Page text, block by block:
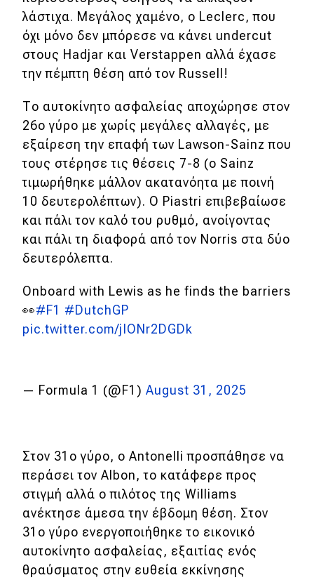
λάστιχα. Μεγάλος χαμένο, ο Leclerc, που
όχι μόνο δεν μπόρεσε να κάνει undercut
στους Hadjar και Verstappen αλλά έχασε
την πέμπτη θέση από τον Russell!
Το αυτοκίνητο ασφαλείας αποχώρησε στον
26ο γύρο με χωρίς μεγάλες αλλαγές, με
εξαίρεση την επαφή των Lawson-Sainz που
τους στέρησε τις θέσεις 7-8 (ο Sainz
τιμωρήθηκε μάλλον ακατανόητα με ποινή
10 δευτερολέπτων). Ο Piastri επιβεβαίωσε
και πάλι τον καλό του ρυθμό, ανοίγοντας
και πάλι τη διαφορά από τον Norris στα δύο
δευτερόλεπτα.
Onboard with Lewis as he finds the barriers
👀#F1 #DutchGP
pic.twitter.com/jIONr2DGDk
— Formula 1 (@F1) August 31, 2025
Στον 31ο γύρο, ο Antonelli προσπάθησε να
περάσει τον Albon, το κατάφερε προς
στιγμή αλλά ο πιλότος της Williams
ανέκτησε άμεσα την έβδομη θέση. Στον
31ο γύρο ενεργοποιήθηκε το εικονικό
αυτοκίνητο ασφαλείας, εξαιτίας ενός
θραύσματος στην ευθεία εκκίνησης